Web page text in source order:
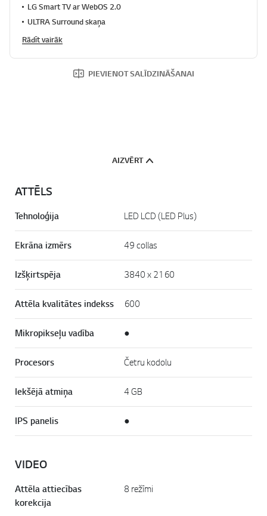
LG Smart TV ar WebOS 2.0
ULTRA Surround skaņa
Rādīt vairāk
PIEVIENOT SALĪDZINĀŠANAI
AIZVĒRT
ATTĒLS
Tehnoloģija LED LCD (LED Plus)
Ekrāna izmērs 49 collas
Izšķirtspēja 3840 x 2160
Attēla kvalitātes indekss 600
Mikropikseļu vadība ●
Procesors Četru kodolu
Iekšējā atmiņa 4 GB
IPS panelis ●
VIDEO
Attēla attiecības
korekcija
8 režīmi